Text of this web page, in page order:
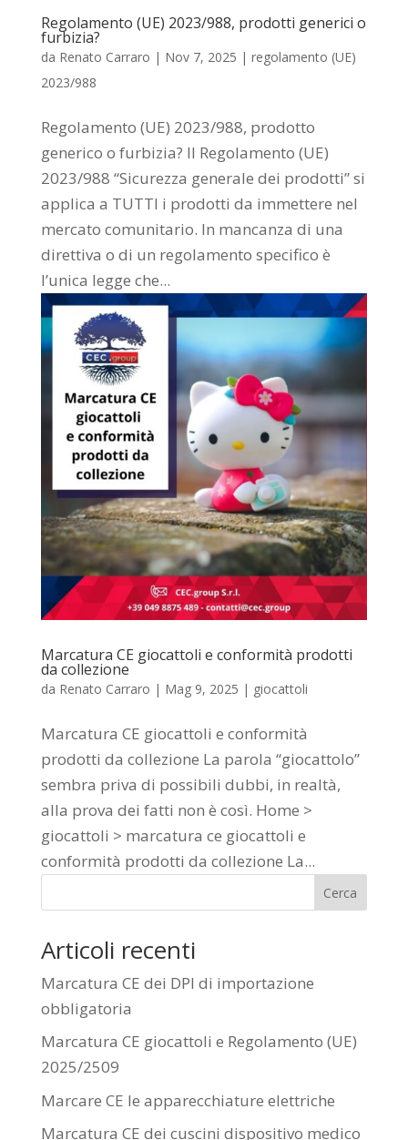
Regolamento (UE) 2023/988, prodotti generici o
furbizia?
da Renato Carraro | Nov 7, 2025 | regolamento (UE)
2023/988
Regolamento (UE) 2023/988, prodotto
generico o furbizia? Il Regolamento (UE)
2023/988 “Sicurezza generale dei prodotti” si
applica a TUTTI i prodotti da immettere nel
mercato comunitario. In mancanza di una
direttiva o di un regolamento specifico è
l’unica legge che...
Marcatura CE giocattoli e conformità prodotti
da collezione
da Renato Carraro | Mag 9, 2025 | giocattoli
Marcatura CE giocattoli e conformità
prodotti da collezione La parola “giocattolo”
sembra priva di possibili dubbi, in realtà,
alla prova dei fatti non è così. Home >
giocattoli > marcatura ce giocattoli e
conformità prodotti da collezione La...
Cerca
Articoli recenti
Marcatura CE dei DPI di importazione
obbligatoria
Marcatura CE giocattoli e Regolamento (UE)
2025/2509
Marcare CE le apparecchiature elettriche
Marcatura CE dei cuscini dispositivo medico